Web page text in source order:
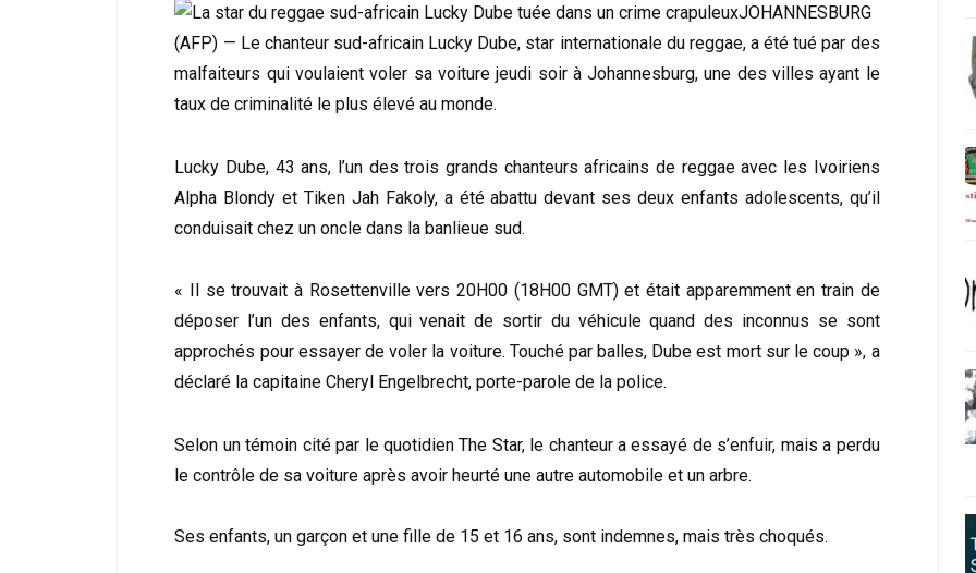
JOHANNESBURG
(AFP) — Le chanteur sud-africain Lucky Dube, star internationale du reggae, a été tué par des
malfaiteurs qui voulaient voler sa voiture jeudi soir à Johannesburg, une des villes ayant le
taux de criminalité le plus élevé au monde.
Lucky Dube, 43 ans, l’un des trois grands chanteurs africains de reggae avec les Ivoiriens
Alpha Blondy et Tiken Jah Fakoly, a été abattu devant ses deux enfants adolescents, qu’il
conduisait chez un oncle dans la banlieue sud.
« Il se trouvait à Rosettenville vers 20H00 (18H00 GMT) et était apparemment en train de
déposer l’un des enfants, qui venait de sortir du véhicule quand des inconnus se sont
approchés pour essayer de voler la voiture. Touché par balles, Dube est mort sur le coup », a
déclaré la capitaine Cheryl Engelbrecht, porte-parole de la police.
Selon un témoin cité par le quotidien The Star, le chanteur a essayé de s’enfuir, mais a perdu
le contrôle de sa voiture après avoir heurté une autre automobile et un arbre.
Ses enfants, un garçon et une fille de 15 et 16 ans, sont indemnes, mais très choqués.